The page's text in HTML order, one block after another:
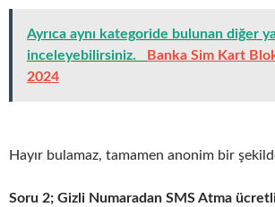
Ayrıca aynı kategoride bulunan diğer
inceleyebilirsiniz.
Banka Sim Kart
2024
Hayır bulamaz, tamamen anonim bir
Soru 2; Gizli Numaradan SMS Atma